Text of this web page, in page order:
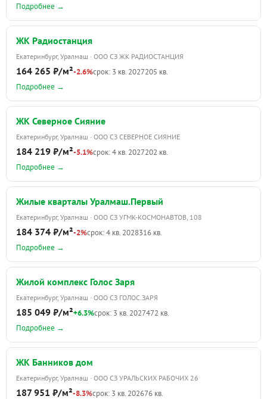
Подробнее →
ЖК Радиостанция
Екатеринбург, Уралмаш · ООО СЗ ЖК РАДИОСТАНЦИЯ
164 265 ₽/м²-2.6%срок: 3 кв. 2027205 кв.
Подробнее →
ЖК Северное Сияние
Екатеринбург, Уралмаш · ООО СЗ СЕВЕРНОЕ СИЯНИЕ
184 219 ₽/м²-5.1%срок: 4 кв. 2027202 кв.
Подробнее →
Жилые кварталы Уралмаш.Первый
Екатеринбург, Уралмаш · ООО СЗ УГМК-КОСМОНАВТОВ, 108
184 374 ₽/м²-2%срок: 4 кв. 2028316 кв.
Подробнее →
Жилой комплекс Голос Заря
Екатеринбург, Уралмаш · ООО СЗ ГОЛОС.ЗАРЯ
185 049 ₽/м²+6.3%срок: 3 кв. 2027472 кв.
Подробнее →
ЖК Банников дом
Екатеринбург, Уралмаш · ООО СЗ УРАЛЬСКИХ РАБОЧИХ 26
187 951 ₽/м²-8.3%срок: 3 кв. 202676 кв.